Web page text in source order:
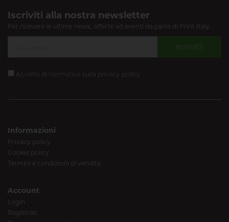
Iscriviti alla nostra newsletter
Per ricevere le ultime news, offerte ed eventi da parte di Print Italy.
Iscriviti!
Accetto la normativa sulla privacy policy
Informazioni
Privacy policy
Cookie policy
Termini e condizioni di vendita
Account
Login
Registrati